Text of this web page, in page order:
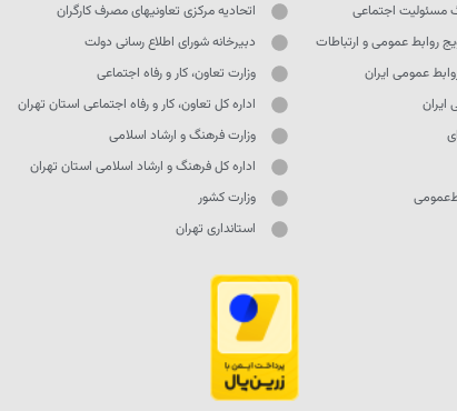
مسئولیت اجتماعی
روابط عمومی و ارتباطات
عمومی ایران
ایران
اتحادیه مرکزی تعاونیهای مصرف کارگران
دبیرخانه شورای اطلاع رسانی دولت
وزارت تعاون، کار و رفاه اجتماعی
اداره کل تعاون، کار و رفاه اجتماعی استان تهران
وزارت فرهنگ و ارشاد اسلامی
اداره کل فرهنگ و ارشاد اسلامی استان تهران
وزارت کشور
استانداری تهران